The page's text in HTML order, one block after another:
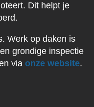
Dit helpt je
Werk op daken is
grondige inspectie
via onze website.